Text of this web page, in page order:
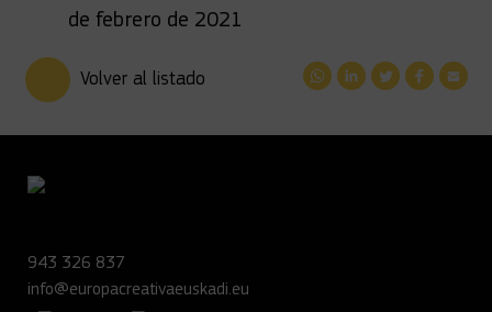
de febrero de 2021
Volver al listado
943 326 837
info@europacreativaeuskadi.eu